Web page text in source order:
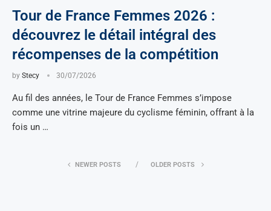
Tour de France Femmes 2026 :
découvrez le détail intégral des
récompenses de la compétition
by Stecy 30/07/2026
Au fil des années, le Tour de France Femmes s’impose
comme une vitrine majeure du cyclisme féminin, offrant à la
fois un …
NEWER POSTS OLDER POSTS